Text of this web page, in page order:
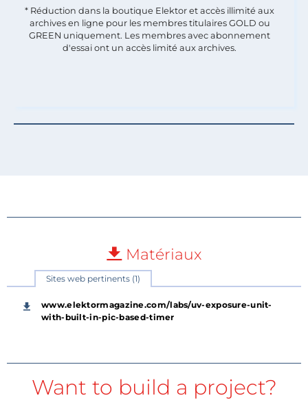
* Réduction dans la boutique Elektor et accès illimité aux
archives en ligne pour les membres titulaires GOLD ou
GREEN uniquement. Les membres avec abonnement
d'essai ont un accès limité aux archives.
Matériaux
Sites web pertinents (1)
www.elektormagazine.com/labs/uv-exposure-unit-
with-built-in-pic-based-timer
Want to build a project?